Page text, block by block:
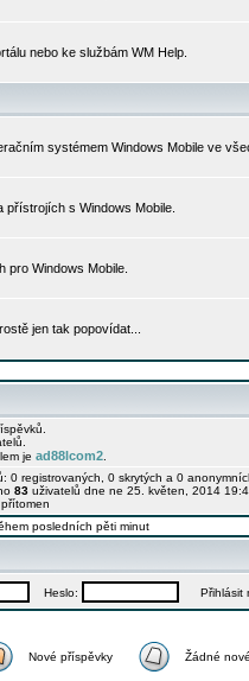
nebo ke službám WM Help.
systémem Windows Mobile ve
přístrojích s Windows Mobile.
Windows Mobile.
jen tak popovídat...
je ad88lcom2
0 registrovaných, 0 skrytých a 0
83 uživatelů dne ne 25. květen, 2014
posledních pěti minut
Heslo: Přihlásit
Nové příspěvky Žádné